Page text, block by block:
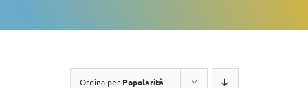
Ordina per Popolarità